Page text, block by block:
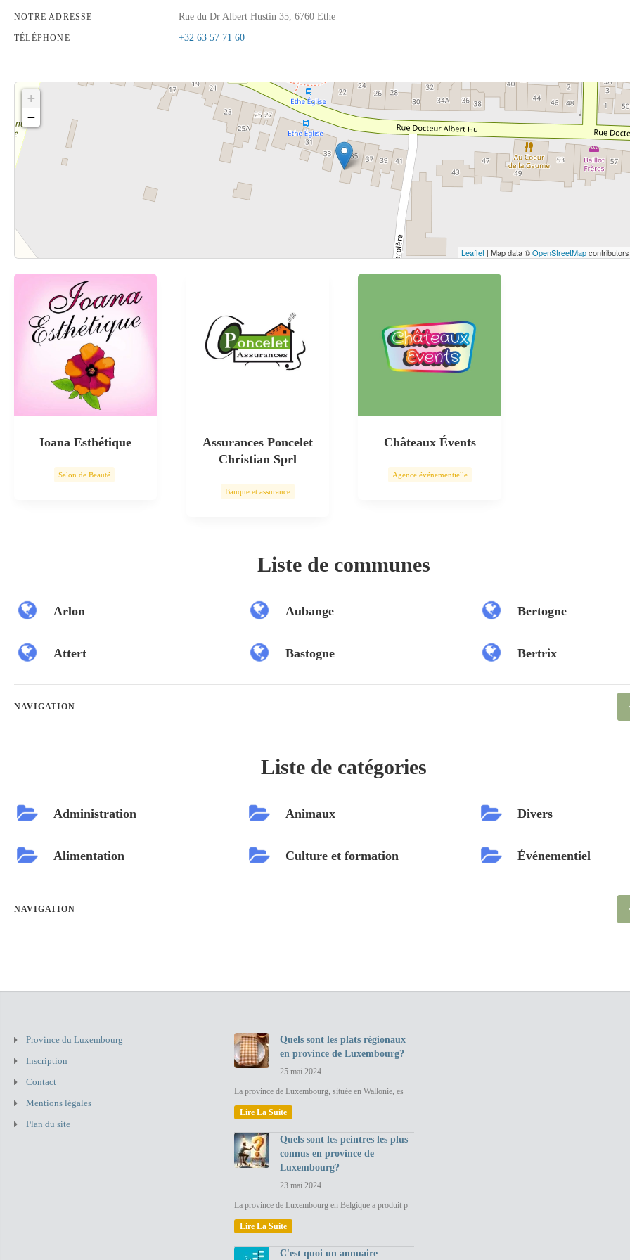
NOTRE ADRESSE Rue du Dr Albert Hustin 35, 6760 Ethe
TÉLÉPHONE +32 63 57 71 60
Cliquez sur le bouton pour afficher la carte.
Voir la carte
+
−
Leaflet| Map data ©OpenStreetMapcontributors,
Ioana Esthétique
Salon de Beauté
Assurances Poncelet
Christian Sprl
Banque et assurance
Châteaux Évents
Agence événementielle
Liste de communes
Arlon
Attert
Aubange
Bastogne
Bertogne
Bertrix
NAVIGATION
Liste de catégories
Administration
Alimentation
Animaux
Culture et formation
Divers
Événementiel
NAVIGATION
Province du Luxembourg
Inscription
Contact
Mentions légales
Plan du site
Quels sont les plats régionaux
en province de Luxembourg?
25 mai 2024
La province de Luxembourg, située en Wallonie, es
Lire La Suite
Quels sont les peintres les plus
connus en province de
Luxembourg?
23 mai 2024
La province de Luxembourg en Belgique a produit p
Lire La Suite
C'est quoi un annuaire